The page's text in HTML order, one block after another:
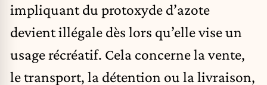
impliquant du protoxyde d’azote
devient illégale dès lors qu’elle vise un
usage récréatif. Cela concerne la vente,
le transport, la détention ou la livraison,